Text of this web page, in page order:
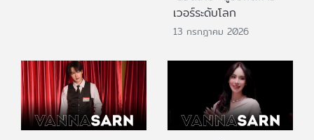
เวอร์ระดับโลก
13 กรกฎาคม 2026